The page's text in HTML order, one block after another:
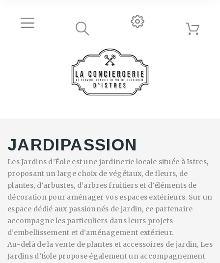
JARDIPASSION
Les Jardins d’Éole est une jardinerie locale située à Istres,
proposant un large choix de végétaux, de fleurs, de
plantes, d’arbustes, d’arbres fruitiers et d’éléments de
décoration pour aménager vos espaces extérieurs. Sur un
espace dédié aux passionnés de jardin, ce partenaire
accompagne les particuliers dans leurs projets
d’embellissement et d’aménagement extérieur.
Au-delà de la vente de plantes et accessoires de jardin, Les
Jardins d’Éole propose également un accompagnement